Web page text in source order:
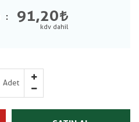
91,20
Adet